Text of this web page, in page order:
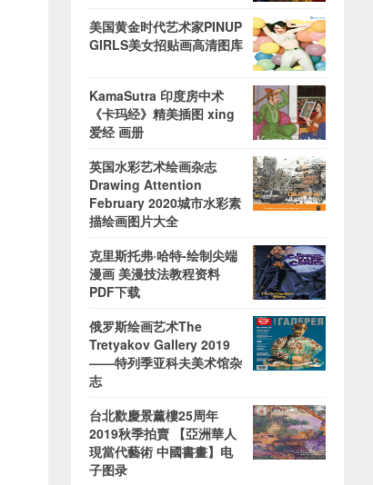
美国黄金时代艺术家PINUP
GIRLS美女招贴画高清图库
KamaSutra 印度房中术
《卡玛经》精美插图 xing
爱经 画册
英国水彩艺术绘画杂志
Drawing Attention
February 2020城市水彩素
描绘画图片大全
克里斯托弗·哈特-绘制尖端
漫画 美漫技法教程资料
PDF下载
俄罗斯绘画艺术The
Tretyakov Gallery 2019
——特列季亚科夫美术馆杂
志
台北歡慶景薰樓25周年
2019秋季拍賣 【亞洲華人
現當代藝術 中國書畫】电
子图录